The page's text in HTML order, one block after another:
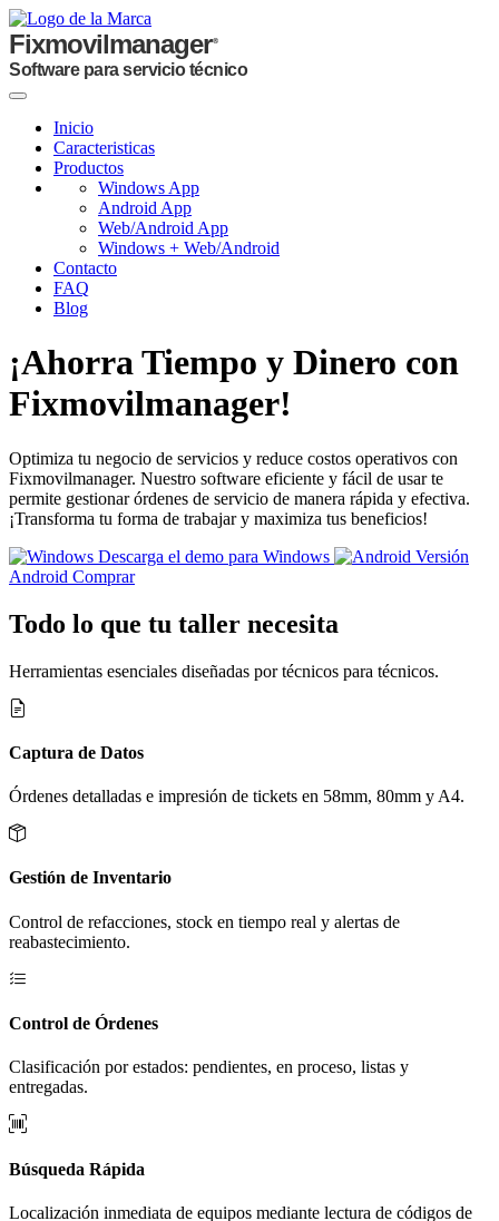
Fixmovilmanager®
Software para servicio técnico
Inicio
Caracteristicas
Productos
Windows App
Android App
Web/Android App
Windows + Web/Android
Contacto
FAQ
Blog
¡Ahorra Tiempo y Dinero con
Fixmovilmanager!
Optimiza tu negocio de servicios y reduce costos operativos con
Fixmovilmanager. Nuestro software eficiente y fácil de usar te
permite gestionar órdenes de servicio de manera rápida y efectiva.
¡Transforma tu forma de trabajar y maximiza tus beneficios!
Descarga el demo para Windows
Versión
Android Comprar
Todo lo que tu taller necesita
Herramientas esenciales diseñadas por técnicos para técnicos.
Captura de Datos
Órdenes detalladas e impresión de tickets en 58mm, 80mm y A4.
Gestión de Inventario
Control de refacciones, stock en tiempo real y alertas de
reabastecimiento.
Control de Órdenes
Clasificación por estados: pendientes, en proceso, listas y
entregadas.
Búsqueda Rápida
Localización inmediata de equipos mediante lectura de códigos de